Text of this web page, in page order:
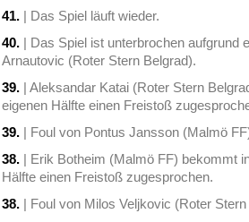
41. | Das Spiel läuft wieder.
40. | Das Spiel ist unterbrochen aufgrund
Arnautovic (Roter Stern Belgrad).
39. | Aleksandar Katai (Roter Stern
eigenen Hälfte einen Freistoß
39. | Foul von Pontus Jansson (Malmö
38. | Erik Botheim (Malmö FF) bekommt
Hälfte einen Freistoß zugesprochen.
38. | Foul von Milos Veljkovic (Roter Stern